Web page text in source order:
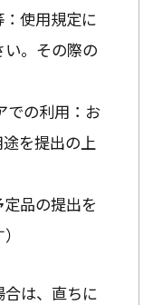
使用規定に
。その際の
の利用：お
を提出の上
定品の提出を
は、直ちに